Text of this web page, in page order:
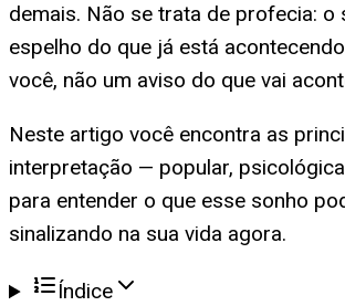
demais. Não se trata de profecia: o
espelho do que já está
você, não um aviso do que vai
Neste artigo você encontra as
interpretação — popular,
para entender o que esse sonho
sinalizando na sua vida agora.
Índice